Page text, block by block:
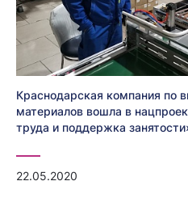
Краснодарская компания по
материалов вошла в
труда и поддержка
22.05.2020